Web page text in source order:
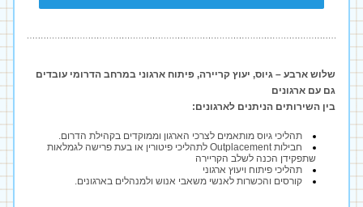
גם עם ארגונים
בין השירותים הניתנים לארגונים:
תהליכי גיוס מותאמים לצרכי הארגון וממוקדים בקהילת הדרום.
שתפקידן הכנה לשלב הקריירה
תהליכי פיתוח ויעוץ ארגוני
קורסים והכשרות לאנשי משאבי אנוש ולמנהלים בארגונים.